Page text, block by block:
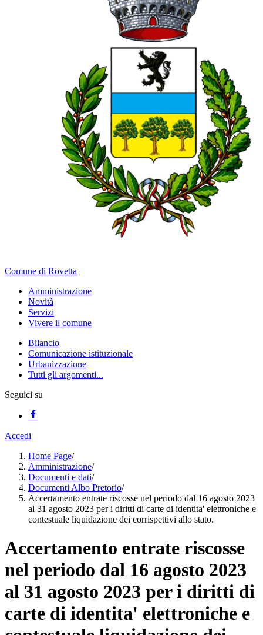
Comune di Rovetta
Amministrazione
Novità
Servizi
Vivere il comune
Bilancio
Comunicazione istituzionale
Urbanizzazione
Tutti gli argomenti...
Seguici su
Accedi
Home Page/
Amministrazione/
Documenti e dati/
Documenti Albo Pretorio/
Accertamento entrate riscosse nel periodo dal 16 agosto 2023
al 31 agosto 2023 per i diritti di carte di identita' elettroniche e
contestuale liquidazione dei corrispettivi allo stato.
Accertamento entrate riscosse
nel periodo dal 16 agosto 2023
al 31 agosto 2023 per i diritti di
carte di identita' elettroniche e